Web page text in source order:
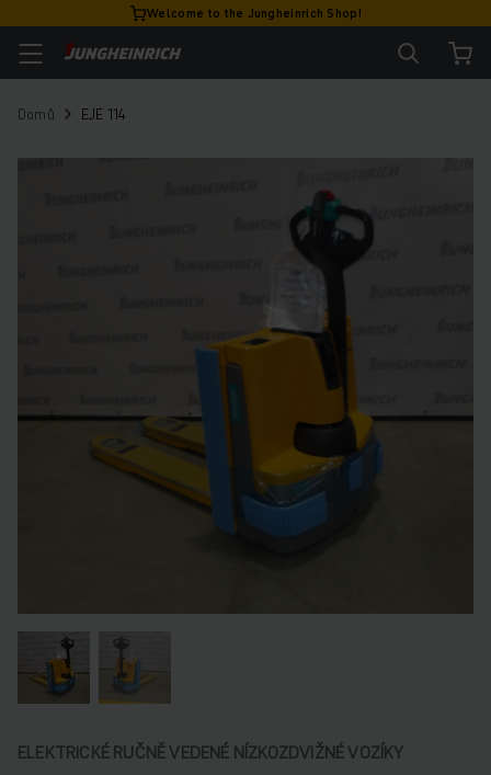
Welcome to the Jungheinrich Shop!
Domů EJE 114
ELEKTRICKÉ RUČNĚ VEDENÉ NÍZKOZDVIŽNÉ VOZÍKY